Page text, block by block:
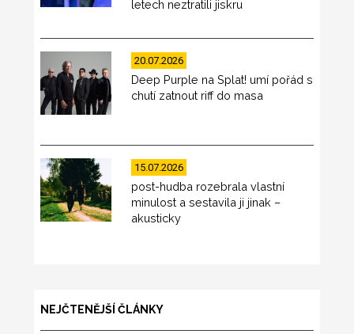
letech neztratili jiskru
20.07.2026
Deep Purple na Splat! umí pořád s
chutí zatnout riff do masa
15.07.2026
post-hudba rozebrala vlastní
minulost a sestavila ji jinak –
akusticky
NEJČTENĚJŠÍ ČLÁNKY